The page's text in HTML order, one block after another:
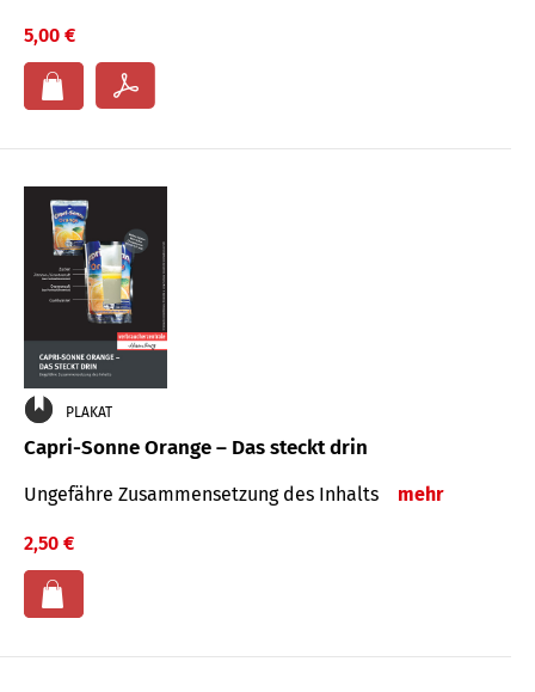
5,00 €
PLAKAT
Capri-Sonne Orange – Das steckt drin
Ungefähre Zu­sammen­setzung des Inhalts mehr
2,50 €